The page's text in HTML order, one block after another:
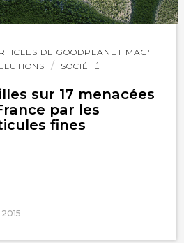
DE GOODPLANET MAG'
SOCIÉTÉ
sur 17 menacées
par les
fines